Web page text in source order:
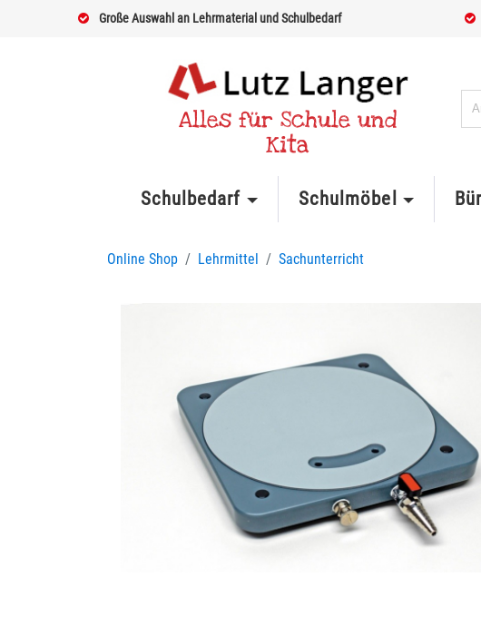
Große Auswahl an Lehrmaterial und Schulbedarf
Alles für Schule und
Kita
Schulbedarf Schulmöbel
Online Shop Lehrmittel Sachunterricht